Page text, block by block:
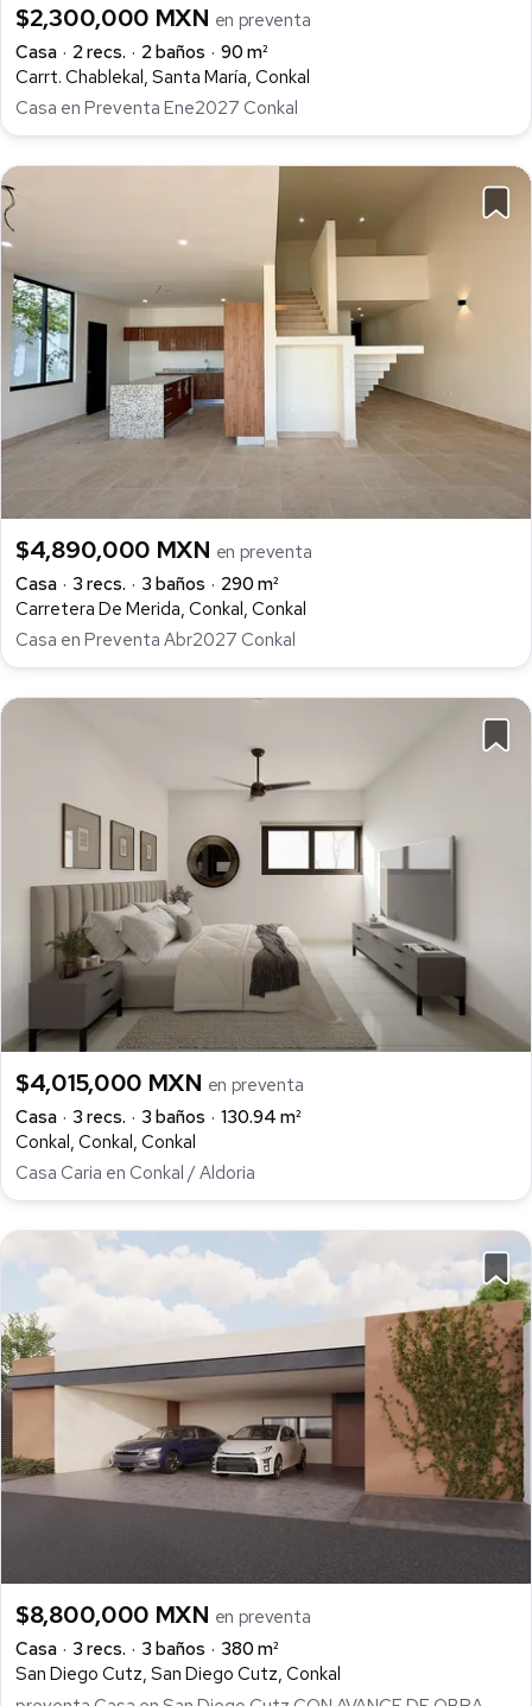
$2,300,000 MXN en preventa
Casa
2 recs. 2 baños
90 m²
Carrt. Chablekal, Santa María, Conkal
Casa en Preventa Ene2027 Conkal
$4,890,000 MXN en preventa
Casa
3 recs. 3 baños
290 m²
Carretera De Merida, Conkal, Conkal
Casa en Preventa Abr2027 Conkal
$4,015,000 MXN en preventa
Casa
3 recs. 3 baños
130.94 m²
Conkal, Conkal, Conkal
Casa Caria en Conkal / Aldoria
$8,800,000 MXN en preventa
Casa
3 recs. 3 baños
380 m²
San Diego Cutz, San Diego Cutz, Conkal